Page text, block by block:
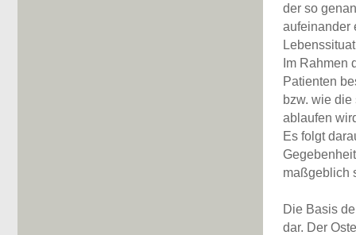
der so
aufeinander
Im Rahmen
Patienten
bzw. wie
ablaufen
Es folgt
maßgeblich
Die Basis
dar. Der